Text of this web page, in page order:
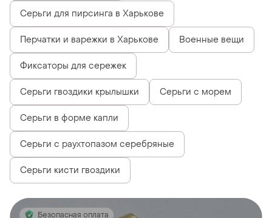
Серьги для пирсинга в Харькове
Перчатки и варежки в Харькове Военные вещи
Фиксаторы для сережек
Серьги гвоздики крылышки Серьги с морем
Серьги в форме капли
Серьги с раухтопазом серебряные
Серьги кисти гвоздики
Безопасная оплата